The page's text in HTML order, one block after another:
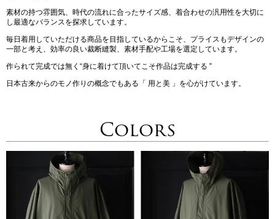
素材の持つ雰囲気、時代の流れに合ったサイズ感、着合わせの汎用性を大切に
し最適なバランスを探求しています。
毎日着用していただける商品を目指しているからこそ、プライスもデザインの
一部と考え、効率の良い裁断縫製、素材手配や工場を選定しています。
作られて完成では無く“身に着けて頂いてこそ作品は完成する ”
日本古来からのモノ作りの概念でもある「 用と美 」を心がけています。
Colors